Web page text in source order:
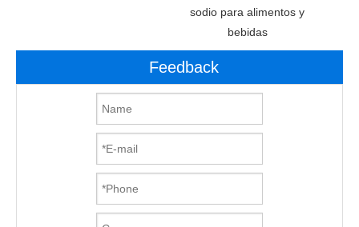
sodio para alimentos y
bebidas
Feedback